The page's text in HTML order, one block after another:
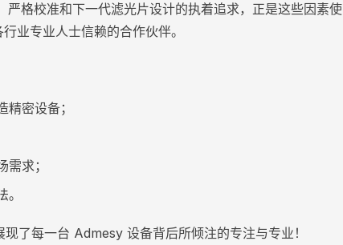
格校准和下一代滤光片设计的执着追求，正是这些因素使
业专业人士信赖的合作伙伴。
密设备；
求；
了每一台 Admesy 设备背后所倾注的专注与专业！